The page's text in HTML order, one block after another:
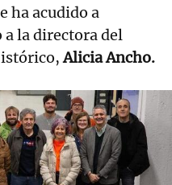
ha acudido a
la directora del
Alicia Ancho.